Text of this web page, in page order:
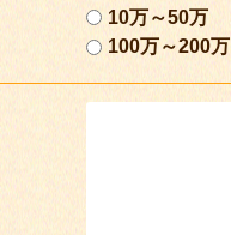
10万～50万
100万～200万